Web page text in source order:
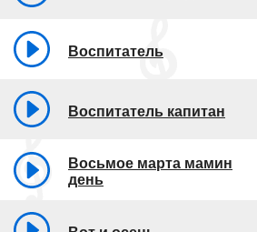
Воспитатель
Воспитатель капитан
Восьмое марта мамин
день